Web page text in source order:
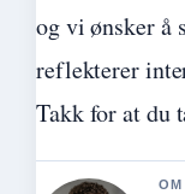
og vi ønsker å
reflekterer
Takk for at du
OM